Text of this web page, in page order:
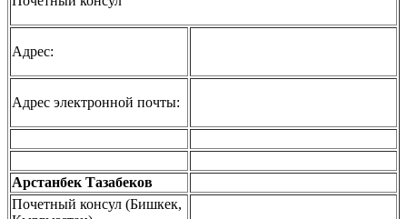
Адрес:
Адрес электронной почты:
Арстанбек Тазабеков
Почетный консул (Бишкек,